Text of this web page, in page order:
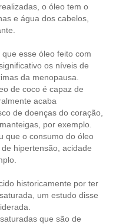
o óleo tem o
e água dos cabelos,
esse óleo feito com
os níveis de
da menopausa.
de coco é capaz de
acaba
de doenças do coração,
por exemplo.
que o consumo do óleo
hipertensão, acidade
historicamente por ter
um estudo disse
que são de